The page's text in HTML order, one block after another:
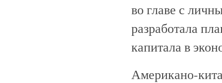
во главе с
разработала
капитала в
Американо-